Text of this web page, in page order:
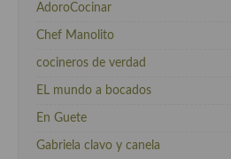
AdoroCocinar
Chef Manolito
cocineros de verdad
EL mundo a bocados
En Guete
Gabriela clavo y canela